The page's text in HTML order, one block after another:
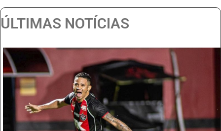
ÚLTIMAS NOTÍCIAS